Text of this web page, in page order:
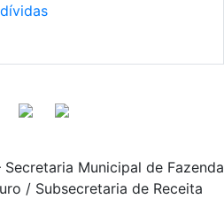
Municipal de Fazenda
/ Subsecretaria de Receita